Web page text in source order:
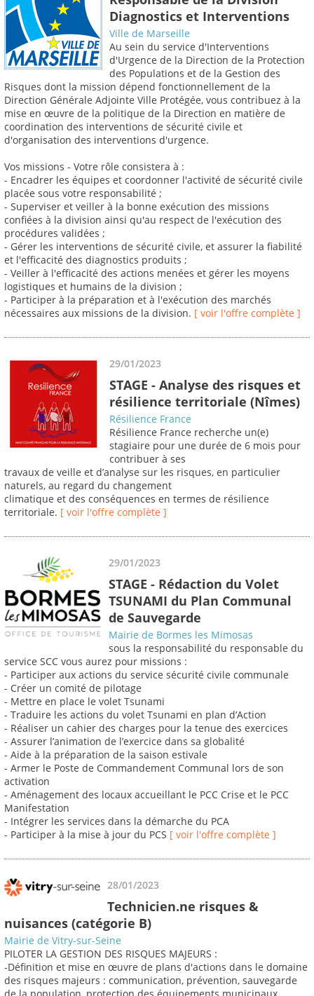
Diagnostics et Interventions
Ville de Marseille
Au sein du service d'Interventions
d'Urgence de la Direction de la Protection
des Populations et de la Gestion des
Risques dont la mission dépend fonctionnellement de la
Direction Générale Adjointe Ville Protégée, vous contribuez à la
mise en œuvre de la politique de la Direction en matière de
coordination des interventions de sécurité civile et
d'organisation des interventions d'urgence.
Vos missions - Votre rôle consistera à :
- Encadrer les équipes et coordonner l'activité de sécurité civile
placée sous votre responsabilité ;
- Superviser et veiller à la bonne exécution des missions
confiées à la division ainsi qu'au respect de l'exécution des
procédures validées ;
- Gérer les interventions de sécurité civile, et assurer la fiabilité
et l'efficacité des diagnostics produits ;
- Veiller à l'efficacité des actions menées et gérer les moyens
logistiques et humains de la division ;
- Participer à la préparation et à l'exécution des marchés
nécessaires aux missions de la division. [ voir l'offre complète ]
29/01/2023
STAGE - Analyse des risques et
résilience territoriale (Nîmes)
Résilience France
Résilience France recherche un(e)
stagiaire pour une durée de 6 mois pour
contribuer à ses
travaux de veille et d’analyse sur les risques, en particulier
naturels, au regard du changement
climatique et des conséquences en termes de résilience
territoriale. [ voir l'offre complète ]
29/01/2023
STAGE - Rédaction du Volet
TSUNAMI du Plan Communal
de Sauvegarde
Mairie de Bormes les Mimosas
sous la responsabilité du responsable du
service SCC vous aurez pour missions :
- Participer aux actions du service sécurité civile communale
- Créer un comité de pilotage
- Mettre en place le volet Tsunami
- Traduire les actions du volet Tsunami en plan d’Action
- Réaliser un cahier des charges pour la tenue des exercices
- Assurer l’animation de l’exercice dans sa globalité
- Aide à la préparation de la saison estivale
- Armer le Poste de Commandement Communal lors de son
activation
- Aménagement des locaux accueillant le PCC Crise et le PCC
Manifestation
- Intégrer les services dans la démarche du PCA
- Participer à la mise à jour du PCS [ voir l'offre complète ]
28/01/2023
Technicien.ne risques &
nuisances (catégorie B)
Mairie de Vitry-sur-Seine
PILOTER LA GESTION DES RISQUES MAJEURS :
-Définition et mise en œuvre de plans d'actions dans le domaine
des risques majeurs : communication, prévention, sauvegarde